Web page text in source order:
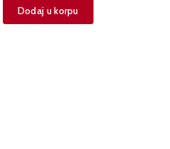
Dodaj u korpu